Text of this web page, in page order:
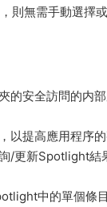
則無需手動選擇
的安全訪問的内
以提高應用程序的
/更新Spotlight結
中的單個條目